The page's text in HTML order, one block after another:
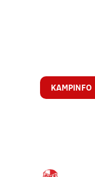
KAMPINFO